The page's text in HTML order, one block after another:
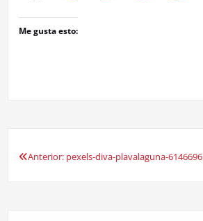
Me gusta esto:
Navegación
Anterior: pexels-diva-plavalaguna-6146696